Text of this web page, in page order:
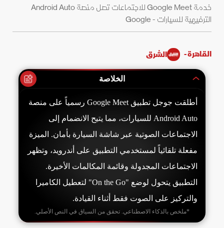
خدمة Google Meet للاجتماعات تصل منصة Android Auto
الترفيهية للسيارات - Google
القاهرة - الشرق
الخلاصة
أطلقت جوجل تطبيق Google Meet رسمياً على منصة
Android Auto للسيارات، مما يتيح الانضمام إلى
الاجتماعات الصوتية عبر شاشة السيارة بأمان. الميزة
مفعلة تلقائياً لمستخدمي التطبيق على أندرويد، وتظهر
الاجتماعات المجدولة وقائمة المكالمات الأخيرة.
التطبيق يتحول لوضع "On the Go" لتعطيل الكاميرا
والتركيز على الصوت فقط أثناء القيادة.
*ملخص بالذكاء الاصطناعي. تحقق من السياق في النص الأصلي.